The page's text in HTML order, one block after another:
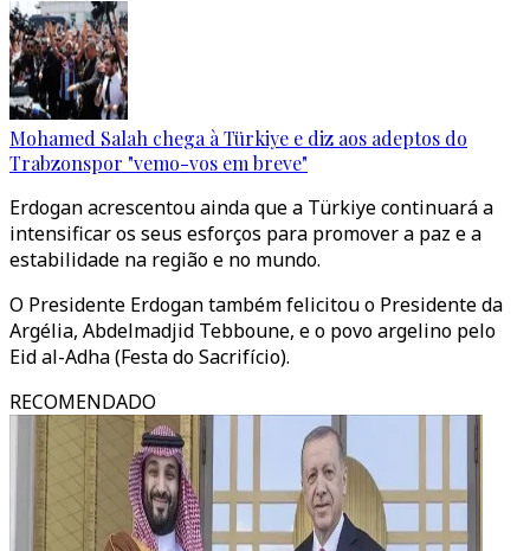
Mohamed Salah chega à Türkiye e diz aos adeptos do
Trabzonspor "vemo-vos em breve"
Erdogan acrescentou ainda que a Türkiye continuará a
intensificar os seus esforços para promover a paz e a
estabilidade na região e no mundo.
O Presidente Erdogan também felicitou o Presidente da
Argélia, Abdelmadjid Tebboune, e o povo argelino pelo
Eid al-Adha (Festa do Sacrifício).
RECOMENDADO